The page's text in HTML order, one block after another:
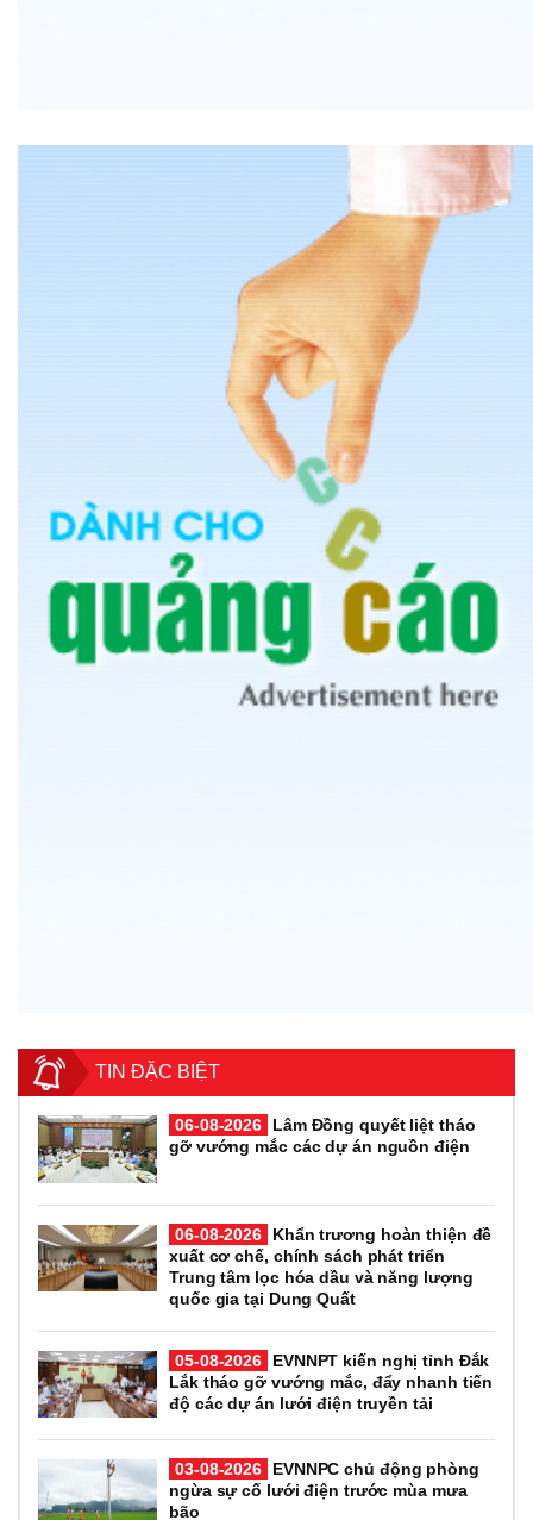
TIN ĐẶC BIỆT
06-08-2026
Lâm Đồng quyết liệt tháo
gỡ vướng mắc các dự án nguồn điện
06-08-2026
Khẩn trương hoàn thiện đề
xuất cơ chế, chính sách phát triển
Trung tâm lọc hóa dầu và năng lượng
quốc gia tại Dung Quất
05-08-2026
EVNNPT kiến nghị tỉnh Đắk
Lắk tháo gỡ vướng mắc, đẩy nhanh tiến
độ các dự án lưới điện truyền tải
03-08-2026
EVNNPC chủ động phòng
ngừa sự cố lưới điện trước mùa mưa
bão